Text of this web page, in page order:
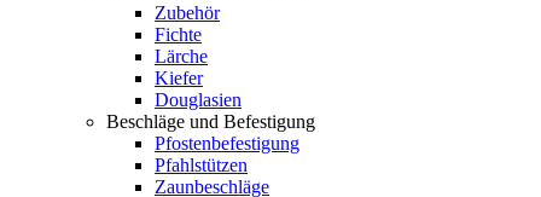
Zubehör
Fichte
Lärche
Kiefer
Douglasien
Beschläge und Befestigung
Pfostenbefestigung
Pfahlstützen
Zaunbeschläge